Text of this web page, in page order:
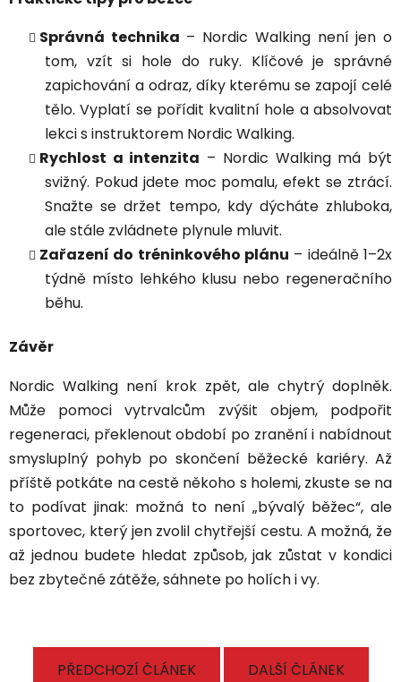
Správná technika – Nordic Walking není jen o
tom, vzít si hole do ruky. Klíčové je správné
zapichování a odraz, díky kterému se zapojí celé
tělo. Vyplatí se pořídit kvalitní hole a absolvovat
lekci s instruktorem Nordic Walking.
Rychlost a intenzita – Nordic Walking má být
svižný. Pokud jdete moc pomalu, efekt se ztrácí.
Snažte se držet tempo, kdy dýcháte zhluboka,
ale stále zvládnete plynule mluvit.
Zařazení do tréninkového plánu – ideálně 1–2x
týdně místo lehkého klusu nebo regeneračního
běhu.
Závěr
Nordic Walking není krok zpět, ale chytrý doplněk.
Může pomoci vytrvalcům zvýšit objem, podpořit
regeneraci, překlenout období po zranění i nabídnout
smysluplný pohyb po skončení běžecké kariéry. Až
příště potkáte na cestě někoho s holemi, zkuste se na
to podívat jinak: možná to není „bývalý běžec“, ale
sportovec, který jen zvolil chytřejší cestu. A možná, že
až jednou budete hledat způsob, jak zůstat v kondici
bez zbytečné zátěže, sáhnete po holích i vy.
PŘEDCHOZÍ ČLÁNEK DALŠÍ ČLÁNEK